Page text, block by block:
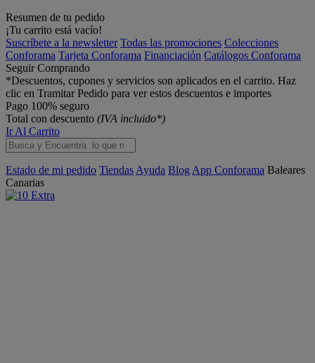
Resumen de tu pedido
¡Tu carrito está vacío!
Suscríbete a la newsletter Todas las promociones Colecciones
Conforama Tarjeta Conforama Financiación Catálogos Conforama
Seguir Comprando
*Descuentos, cupones y servicios son aplicados en el carrito. Haz
clic en Tramitar Pedido para ver estos descuentos e importes
Pago 100% seguro
Total con descuento (IVA incluido*)
Ir Al Carrito
Estado de mi pedido Tiendas Ayuda Blog App Conforama Baleares
Canarias